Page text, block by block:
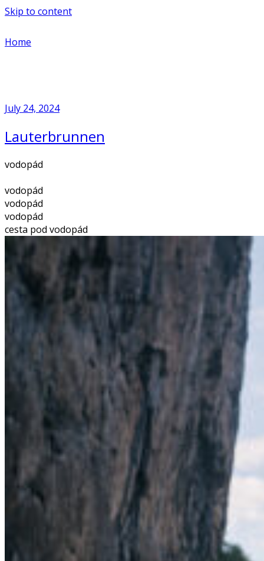
Skip to content
Home
July 24, 2024
Lauterbrunnen
vodopád
vodopád
vodopád
vodopád
cesta pod vodopád